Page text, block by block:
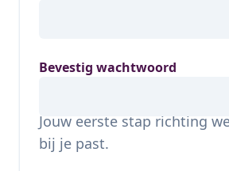
Jouw eerste stap richting
bij je past.
Bevestig wachtwoord